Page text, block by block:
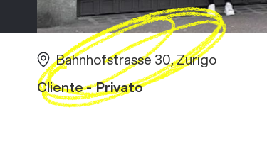
Bahnhofstrasse 30, Zurigo
Cliente - Privato